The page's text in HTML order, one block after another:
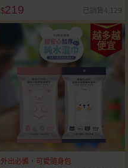
$219 已銷售4,129
越多越
便宜
外出必備，可愛隨身包